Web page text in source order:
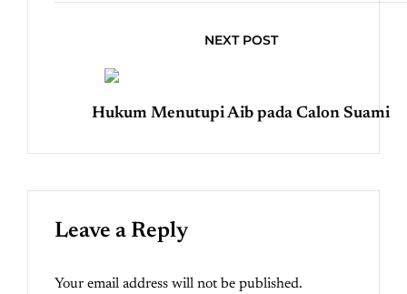
NEXT POST
Hukum Menutupi Aib pada Calon Suami
Leave a Reply
Your email address will not be published.